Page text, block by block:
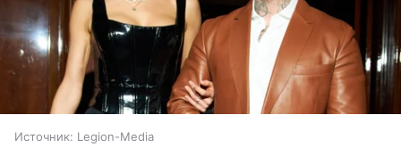
Источник: Legion-Media